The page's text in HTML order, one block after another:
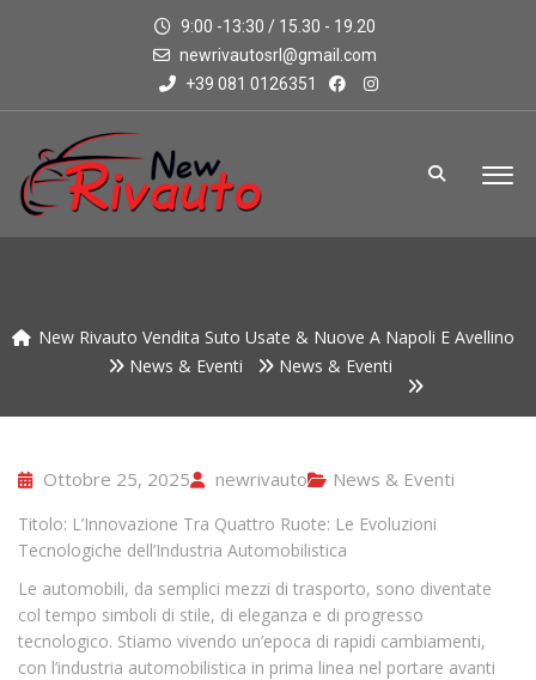
9:00 -13:30 / 15.30 - 19.20
newrivautosrl@gmail.com
+39 081 0126351
New Rivauto Vendita Suto Usate & Nuove A Napoli E Avellino
News & Eventi
News & Eventi
Ottobre 25, 2025 newrivauto News & Eventi
Titolo: L’Innovazione Tra Quattro Ruote: Le Evoluzioni
Tecnologiche dell’Industria Automobilistica
Le automobili, da semplici mezzi di trasporto, sono diventate
col tempo simboli di stile, di eleganza e di progresso
tecnologico. Stiamo vivendo un’epoca di rapidi cambiamenti,
con l’industria automobilistica in prima linea nel portare avanti